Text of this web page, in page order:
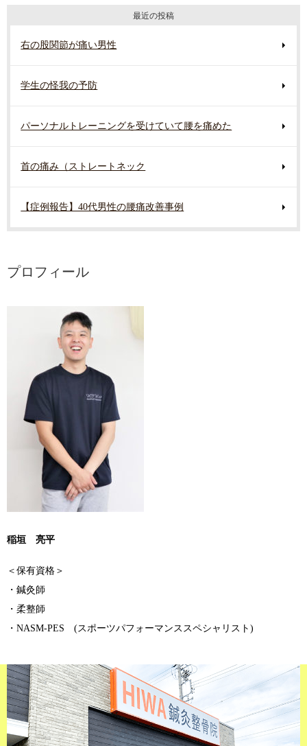
最近の投稿
右の股関節が痛い男性
学生の怪我の予防
パーソナルトレーニングを受けていて腰を痛めた
首の痛み（ストレートネック
【症例報告】40代男性の腰痛改善事例
プロフィール
稲垣 亮平
＜保有資格＞
・鍼灸師
・柔整師
・NASM-PES (スポーツパフォーマンススペシャリスト)